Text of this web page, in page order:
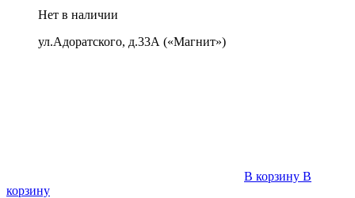
Нет в наличии
ул.Адоратского, д.33А («Магнит»)
В корзину В
корзину